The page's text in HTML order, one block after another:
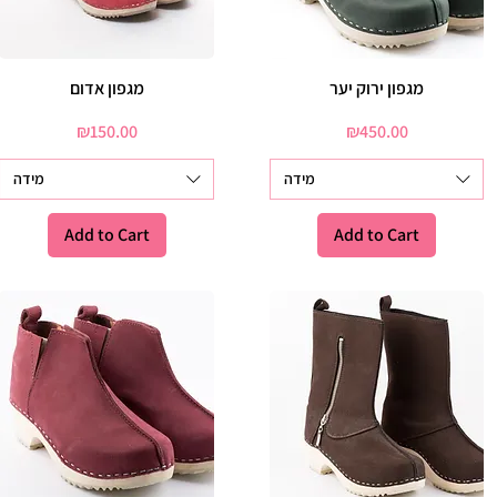
Quick View
מגפון אדום
Price
₪150.00
מידה
Add to Cart
Quick View
מגפון ירוק יער
Price
₪450.00
מידה
Add to Cart